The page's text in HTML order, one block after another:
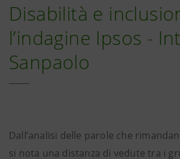
Disabilità e
l’indagine Ipsos -
Sanpaolo
Dall’analisi delle parole che
si nota una distanza di vedute tra i